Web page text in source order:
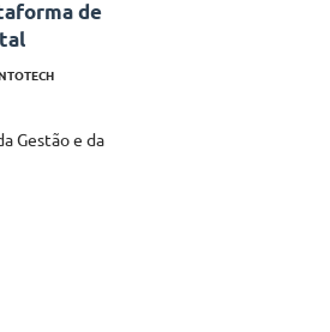
de
Gestão e da